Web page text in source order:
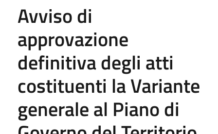
Avviso di
approvazione
definitiva degli atti
costituenti la Variante
generale al Piano di